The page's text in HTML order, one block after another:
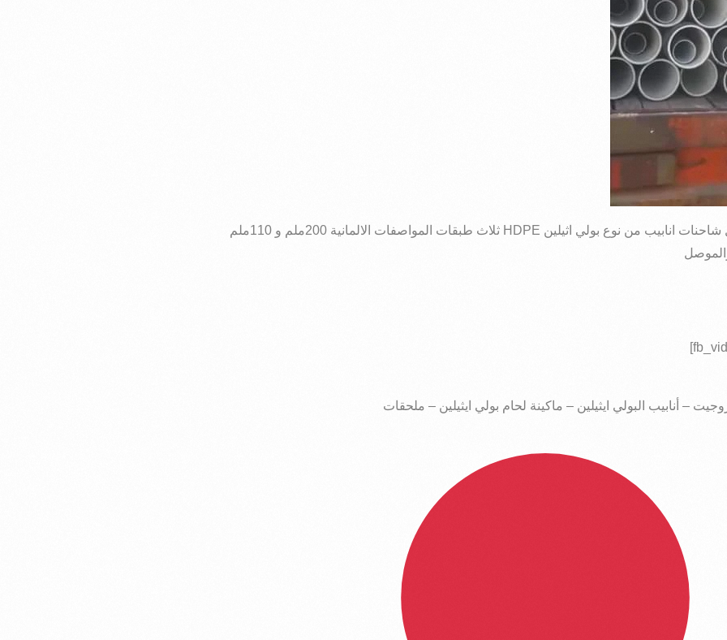
اليوم 14-10-2021تم ارسال شاحنات انابيب من نوع بولي اثيلين HDPE ثلاث طبقات المواصفات الالمانية 200ملم و 110ملم
– أنابيب البولي ايثيلين – ماكينة لحام بولي ايثيلين – ملحقات